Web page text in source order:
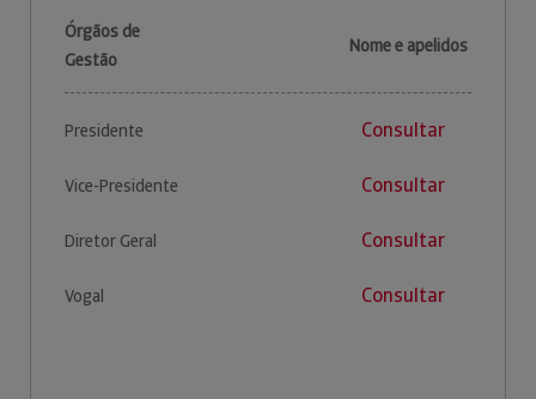
Órgãos de
Gestão
Nome e apelidos
Presidente Consultar
Vice-Presidente Consultar
Diretor Geral Consultar
Vogal Consultar